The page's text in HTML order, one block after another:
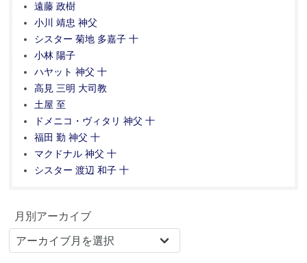
遠藤 政樹
小川 靖忠 神父
シスター 菊地 多嘉子 十
小林 陽子
ハヤット 神父 十
高見 三明 大司教
土屋 至
ドメニコ・ヴィタリ 神父 十
福田 勤 神父 十
マクドナル 神父 十
シスター 渡辺 和子 十
月別アーカイブ